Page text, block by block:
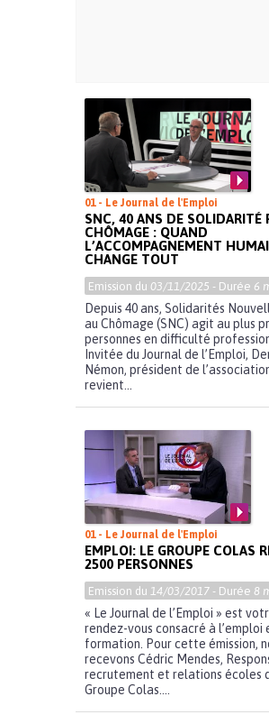
01 - Le Journal de l'Emploi
SNC, 40 ANS DE SOLIDARITÉ
CHÔMAGE : QUAND
L’ACCOMPAGNEMENT
CHANGE TOUT
Emission du 03/11/2025 - Durée 6
Depuis 40 ans, Solidarités
au Chômage (SNC) agit au plus
personnes en difficulté
Invitée du Journal de l’Emploi,
Némon, président de
revient...
01 - Le Journal de l'Emploi
EMPLOI: LE GROUPE COLAS
2500 PERSONNES
Emission du 14/03/2017 - Durée 8
« Le Journal de l’Emploi » est
rendez-vous consacré à l’emploi
formation. Pour cette émission,
recevons Cédric Mendes,
recrutement et relations écoles
Groupe Colas....